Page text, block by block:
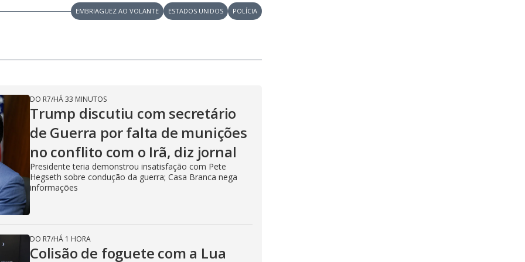
y
V
i
d
g
T
d
a
d
e
u
r
e
EMBRIAGUEZ AO VOLANTE ESTADOS UNIDOS POLÍCIA
DO R7/HÁ 33 MINUTOS
Trump discutiu com secretário
de Guerra por falta de munições
no conflito com o Irã, diz jornal
Presidente teria demonstrou insatisfação com Pete
Hegseth sobre condução da guerra; Casa Branca nega
informações
DO R7/HÁ 1 HORA
Colisão de foguete com a Lua